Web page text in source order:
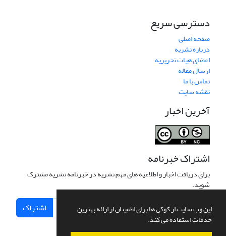
این وب سایت از کوکی ها برای اطمینان از ارائه بهترین
خدمات استفاده می کند.
دسترسی سریع
صفحه اصلی
درباره نشریه
اعضای هیات تحریریه
ارسال مقاله
تماس با ما
نقشه سایت
آخرین اخبار
اشتراک خبرنامه
برای دریافت اخبار و اطلاعیه های مهم نشریه در خبرنامه نشریه مشترک
شوید.
اشتراک